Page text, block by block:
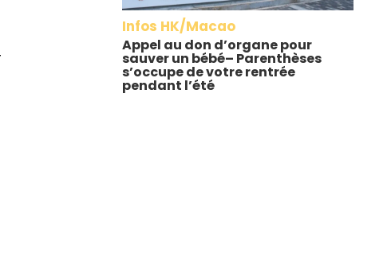
Infos HK/Macao
Appel au don d’organe pour
sauver un bébé– Parenthèses
s’occupe de votre rentrée
pendant l’été